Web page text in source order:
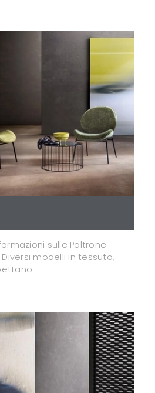
sulle Poltrone
modelli in tessuto,